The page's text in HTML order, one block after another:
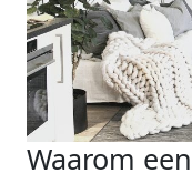
Waarom